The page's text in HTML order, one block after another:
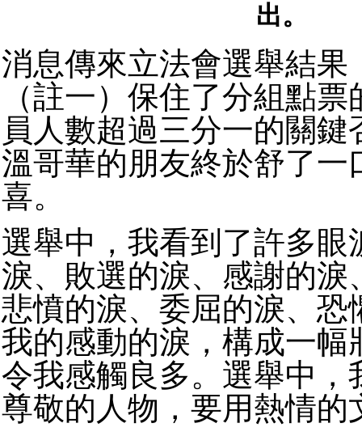
出。​
消息傳來立法會選舉結果
（註一）保住了分組點
員人數超過三分一的關鍵
溫哥華的朋友終於舒了一
喜。
選舉中，我看到了許多眼
淚、敗選的淚、感謝的淚
悲憤的淚、委屈的淚、恐
我的感動的淚，構成一幅
令我感觸良多。選舉中，
尊敬的人物，要用熱情的